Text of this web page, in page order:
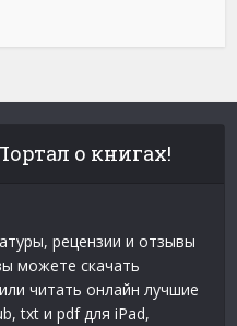
о книгах!
рецензии и отзывы
можете скачать
читать онлайн лучшие
txt и pdf для iPad,